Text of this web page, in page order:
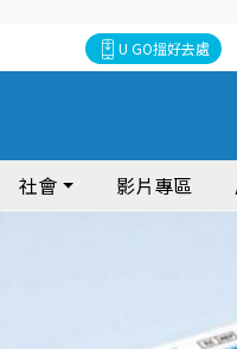
U GO搵好去處
社會 影片專區